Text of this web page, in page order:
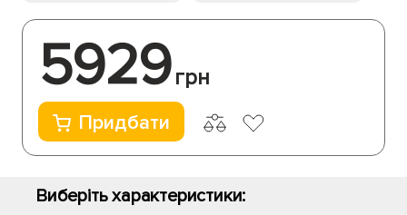
5929грн
Придбати
Виберіть характеристики: